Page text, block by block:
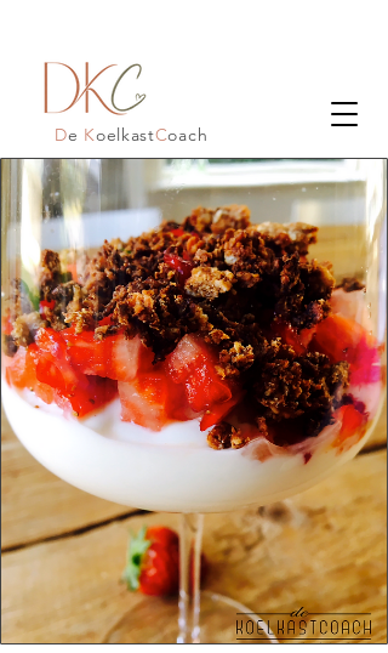
De KoelkastCoach